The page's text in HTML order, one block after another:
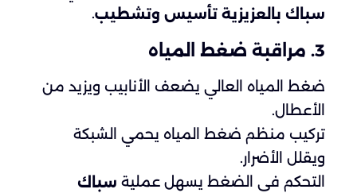
سباك بالعزيزية تأسيس وتشطيب.
3. مراقبة ضغط المياه
ضغط المياه العالي يضعف الأنابيب ويزيد من
الأعطال.
تركيب منظم ضغط المياه يحمي الشبكة
ويقلل الأضرار.
التحكم في الضغط يسهل عملية سباك